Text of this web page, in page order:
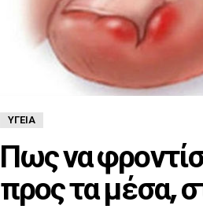
ΥΓΕΊΑ
Πως να
προς τα μέσα,